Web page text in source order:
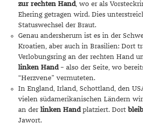
zur rechten Hand, wo er als
Ehering getragen wird. Dies
Statuswechsel der Braut.
Genau andersherum ist es in der
Kroatien, aber auch in Brasilien: Dort
Verlobungsring an der rechten Hand
linken Hand– also der Seite, wo
“Herzvene” vermuteten.
In England, Irland, Schottland, den
vielen südamerikanischen Ländern
an der linken Handplatziert. Dort
Jawort.